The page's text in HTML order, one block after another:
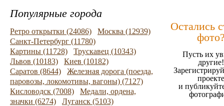
Популярные города
Ретро открытки (24086)
Москва (12939)
Санкт-Петербург (11780)
Картины (11728)
Трускавец (10343)
Львов (10183)
Киев (10182)
Саратов (8644)
Железная дорога (поезда,
паровозы, локомотивы, вагоны) (7127)
Кисловодск (7008)
Медали, ордена,
значки (6274)
Луганск (5103)
Остались
Пусть их
другие!
проекте
и